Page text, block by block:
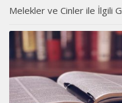
Melekler ve Cinler ile İlgili